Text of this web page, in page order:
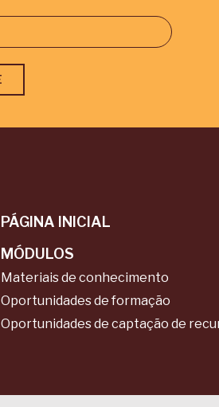
PÁGINA INICIAL
MÓDULOS
Materiais de conhecimento
Oportunidades de formação
Oportunidades de captação de